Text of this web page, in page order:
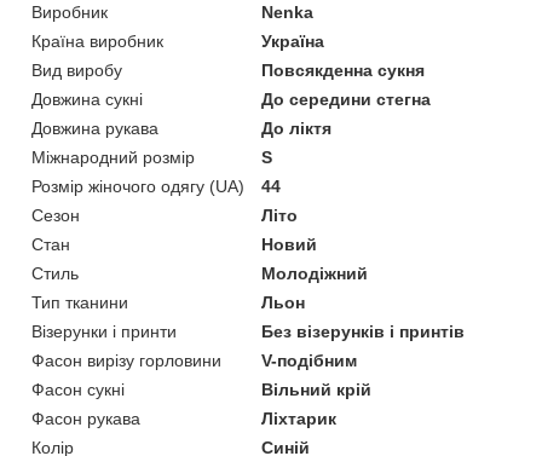
Виробник
Nenka
Країна виробник
Україна
Вид виробу
Повсякденна сукня
Довжина сукні
До середини стегна
Довжина рукава
До ліктя
Міжнародний розмір
S
Розмір жіночого одягу (UA)
44
Сезон
Літо
Стан
Новий
Стиль
Молодіжний
Тип тканини
Льон
Візерунки і принти
Без візерунків і принтів
Фасон вирізу горловини
V-подібним
Фасон сукні
Вільний крій
Фасон рукава
Ліхтарик
Колір
Синій